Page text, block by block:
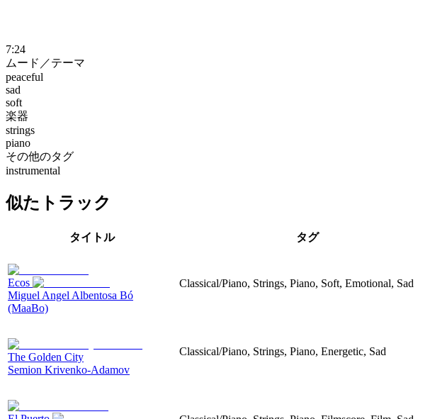
7:24
ムード／テーマ
peaceful
sad
soft
楽器
strings
piano
その他のタグ
instrumental
似たトラック
タイトル タグ
Ecos
Miguel Angel Albentosa Bó
(MaaBo)
Classical/Piano, Strings, Piano, Soft, Emotional, Sad
The Golden City
Semion Krivenko-Adamov
Classical/Piano, Strings, Piano, Energetic, Sad